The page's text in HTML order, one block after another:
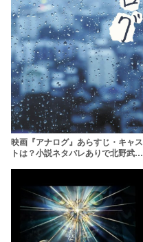
映画『アナログ』あらすじ・キャス
トは？小説ネタバレありで北野武の